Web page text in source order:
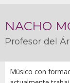
aquí
NACHO
Profesor del
Músico con